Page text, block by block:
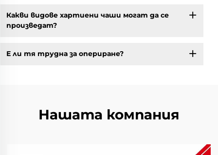
Какви видове хартиени чаши могат да се
произведат?
Е ли тя трудна за опериране?
Нашата компания